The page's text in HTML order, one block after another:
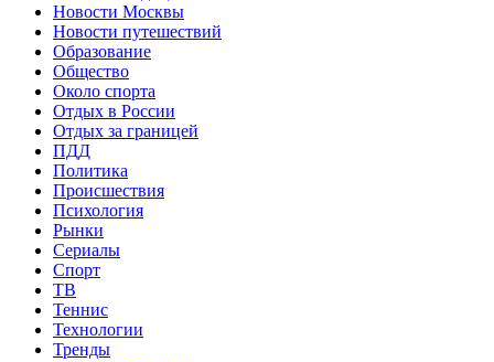
Новости Москвы
Новости путешествий
Образование
Общество
Около спорта
Отдых в России
Отдых за границей
ПДД
Политика
Происшествия
Психология
Рынки
Сериалы
Спорт
ТВ
Теннис
Технологии
Тренды